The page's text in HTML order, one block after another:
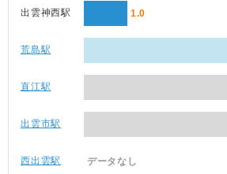
出雲神西駅 1.0
荒島駅
直江駅
出雲市駅
西出雲駅 データなし